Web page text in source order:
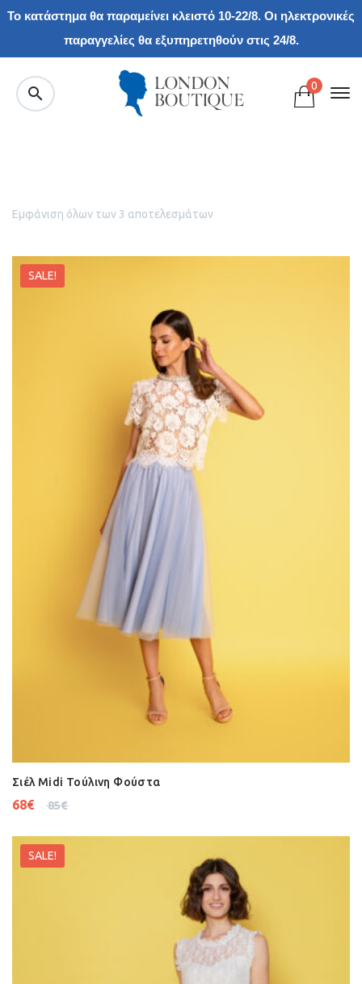
Το κατάστημα θα παραμείνει κλειστό 10-22/8. Οι ηλεκτρονικές
παραγγελίες θα εξυπηρετηθούν στις 24/8.
0
Εμφάνιση όλων των 3 αποτελεσμάτων
SALE!
Σιέλ Midi Τούλινη Φούστα
85€
68€
SALE!